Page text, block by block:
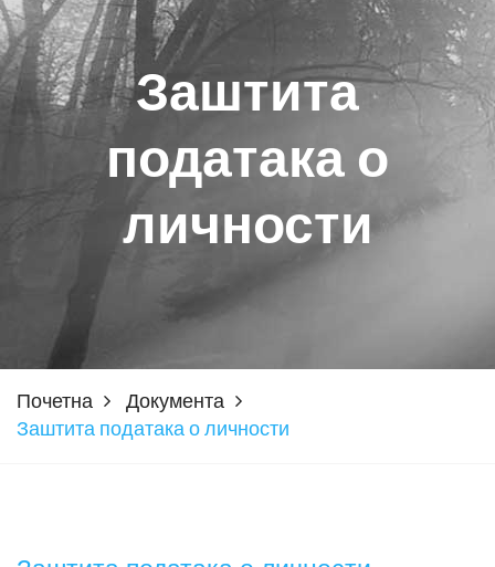
Заштита
података о
личности
Почетна
Документа
Заштита података о личности